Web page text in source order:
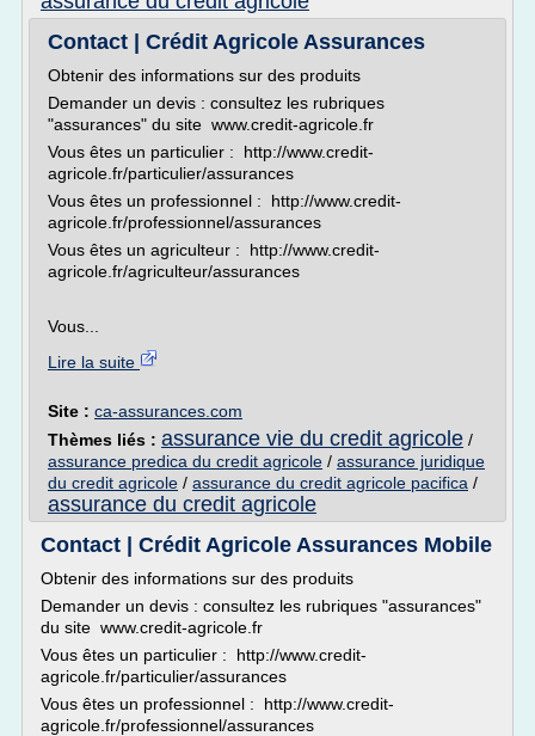
Contact | Crédit Agricole Assurances
Obtenir des informations sur des produits
Demander un devis : consultez les rubriques
"assurances" du site www.credit-agricole.fr
Vous êtes un particulier : http://www.credit-
agricole.fr/particulier/assurances
Vous êtes un professionnel : http://www.credit-
agricole.fr/professionnel/assurances
Vous êtes un agriculteur : http://www.credit-
agricole.fr/agriculteur/assurances
Vous...
Lire la suite
Site : ca-assurances.com
Thèmes liés : assurance vie du credit agricole /
assurance predica du credit agricole / assurance juridique
du credit agricole / assurance du credit agricole pacifica /
assurance du credit agricole
Contact | Crédit Agricole Assurances Mobile
Obtenir des informations sur des produits
Demander un devis : consultez les rubriques "assurances"
du site www.credit-agricole.fr
Vous êtes un particulier : http://www.credit-
agricole.fr/particulier/assurances
Vous êtes un professionnel : http://www.credit-
agricole.fr/professionnel/assurances